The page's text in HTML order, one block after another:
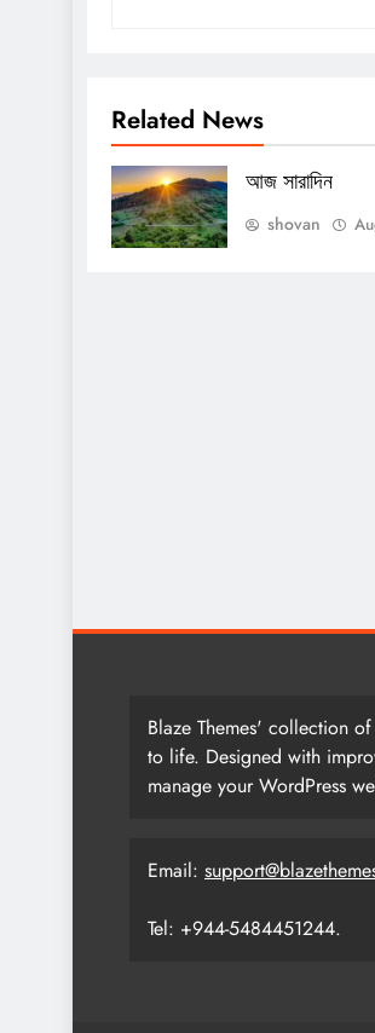
Related News
আজ সারাদিন
shovan
Blaze Themes' collection
to life. Designed with
manage your WordPress
Email:
Tel: +944-5484451244.